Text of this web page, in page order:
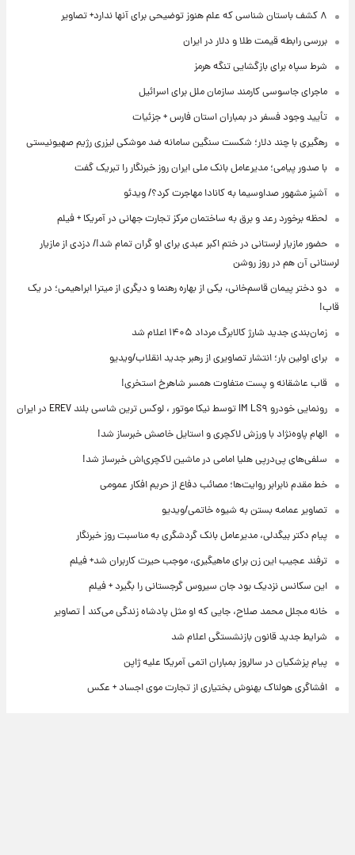
۸ کشف باستان شناسی که علم هنوز توضیحی برای آنها ندارد+ تصاویر
بررسی رابطه قیمت طلا و دلار در ایران
شرط سپاه برای بازگشایی تنگه هرمز
ماجرای جاسوسی کارمند سازمان ملل برای اسرائیل
تأیید وجود فسفر در بمباران استان فارس + جزئیات
رهگیری با چند دلار؛ شکست سنگین سامانه ضد موشکی لیزری رژیم صهیونیستی
با صدور پیامی؛ مدیرعامل بانک ملی ایران روز خبرنگار را تبریک گفت
آشپز مشهور صداوسیما به کانادا مهاجرت کرد؟/ ویدئو
لحظه برخورد رعد و برق به ساختمان مرکز تجارت جهانی در آمریکا + فیلم
حضور مازیار لرستانی در ختم اکبر عبدی برای او گران تمام شد!/ دزدی از مازیار
لرستانی آن هم در روز روشن
دو دختر پیمان قاسم‌خانی، یکی از بهاره رهنما و دیگری از میترا ابراهیمی؛ در یک
قاب!
زمان‌بندی جدید شارژ کالابرگ مرداد ۱۴۰۵ اعلام شد
برای اولین بار؛ انتشار تصاویری از رهبر جدید انقلاب/ویدیو
قاب عاشقانه و پست متفاوت همسر شاهرخ استخری!
رونمایی خودرو IM LS۹ توسط نیکا موتور ، لوکس ترین شاسی بلند EREV در ایران
الهام پاوه‌نژاد با ورزش لاکچری و استایل خاصش خبرساز شد!
سلفی‌های پی‌درپی هلیا امامی در ماشین لاکچری‌اش خبرساز شد!
خط مقدم نابرابر روایت‌ها؛ مصائب دفاع از حریم افکار عمومی
تصاویر عمامه بستن به شیوه خاتمی/ویدیو
پیام دکتر بیگدلی، مدیرعامل بانک گردشگری به مناسبت روز خبرنگار
ترفند عجیب این زن برای ماهیگیری، موجب حیرت کاربران شد+ فیلم
این سکانس نزدیک بود جان سیروس گرجستانی را بگیرد + فیلم
خانه مجلل محمد صلاح، جایی که او مثل پادشاه زندگی می‌کند | تصاویر
شرایط جدید قانون بازنشستگی اعلام شد
پیام پزشکیان در سالروز بمباران اتمی آمریکا علیه ژاپن
افشاگری هولناک بهنوش بختیاری از تجارت موی اجساد + عکس